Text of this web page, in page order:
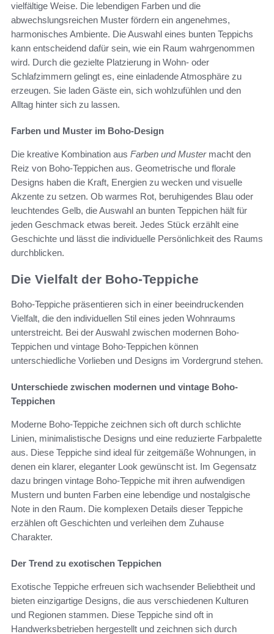
vielfältige Weise. Die lebendigen Farben und die
abwechslungsreichen Muster fördern ein angenehmes,
harmonisches Ambiente. Die Auswahl eines bunten Teppichs
kann entscheidend dafür sein, wie ein Raum wahrgenommen
wird. Durch die gezielte Platzierung in Wohn- oder
Schlafzimmern gelingt es, eine einladende Atmosphäre zu
erzeugen. Sie laden Gäste ein, sich wohlzufühlen und den
Alltag hinter sich zu lassen.
Farben und Muster im Boho-Design
Die kreative Kombination aus Farben und Mustermacht den
Reiz von Boho-Teppichen aus. Geometrische und florale
Designs haben die Kraft, Energien zu wecken und visuelle
Akzente zu setzen. Ob warmes Rot, beruhigendes Blau oder
leuchtendes Gelb, die Auswahl an bunten Teppichen hält für
jeden Geschmack etwas bereit. Jedes Stück erzählt eine
Geschichte und lässt die individuelle Persönlichkeit des Raums
durchblicken.
Die Vielfalt der Boho-Teppiche
Boho-Teppiche präsentieren sich in einer beeindruckenden
Vielfalt, die den individuellen Stil eines jeden Wohnraums
unterstreicht. Bei der Auswahl zwischen modernen Boho-
Teppichen und vintage Boho-Teppichen können
unterschiedliche Vorlieben und Designs im Vordergrund stehen.
Unterschiede zwischen modernen und vintage Boho-
Teppichen
Moderne Boho-Teppiche zeichnen sich oft durch schlichte
Linien, minimalistische Designs und eine reduzierte Farbpalette
aus. Diese Teppiche sind ideal für zeitgemäße Wohnungen, in
denen ein klarer, eleganter Look gewünscht ist. Im Gegensatz
dazu bringen vintage Boho-Teppiche mit ihren aufwendigen
Mustern und bunten Farben eine lebendige und nostalgische
Note in den Raum. Die komplexen Details dieser Teppiche
erzählen oft Geschichten und verleihen dem Zuhause
Charakter.
Der Trend zu exotischen Teppichen
Exotische Teppiche erfreuen sich wachsender Beliebtheit und
bieten einzigartige Designs, die aus verschiedenen Kulturen
und Regionen stammen. Diese Teppiche sind oft in
Handwerksbetrieben hergestellt und zeichnen sich durch